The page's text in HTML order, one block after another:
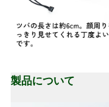
製品について